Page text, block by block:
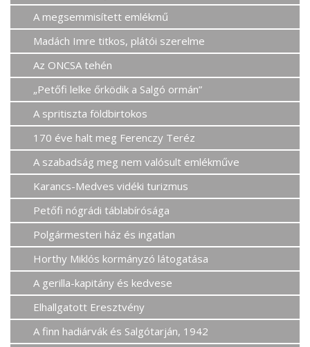
A megsemmisített emlékmű
Madách Imre titkos, plátói szerelme
Az ONCSA tehén
„Petőfi lelke őrködik a Salgó ormán”
A spritiszta földbirtokos
170 éve halt meg Ferenczy Teréz
A szabadság meg nem valósult emlékműve
Karancs-Medves vidéki turizmus
Petőfi nógrádi táblabírósága
Polgármesteri ház és ingatlan
Horthy Miklós kormányzó látogatása
A gerilla-kapitány és kedvese
Elhallgatott Eresztvény
A finn hadiárvák és Salgótarján, 1942